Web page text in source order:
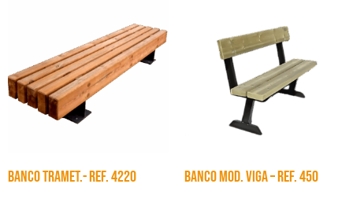
BANCO TRAMET.- Ref. 4220 BANCO MOD. VIGA – Ref. 450